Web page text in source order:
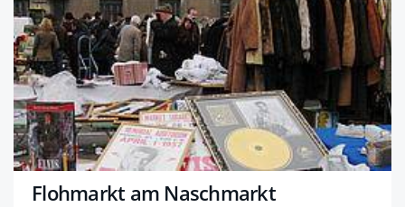
Flohmarkt am Naschmarkt